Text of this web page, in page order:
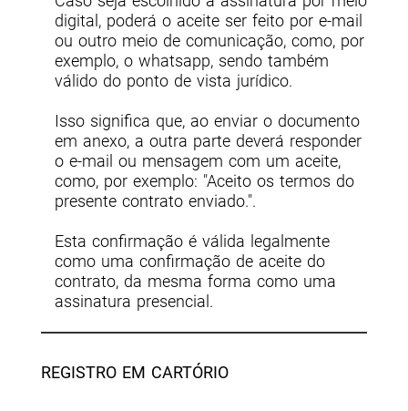
digital, poderá o aceite ser feito por e-mail
ou outro meio de comunicação, como, por
exemplo, o whatsapp, sendo também
válido do ponto de vista jurídico.
Isso significa que, ao enviar o documento
em anexo, a outra parte deverá responder
o e-mail ou mensagem com um aceite,
como, por exemplo: "Aceito os termos do
presente contrato enviado.".
Esta confirmação é válida legalmente
como uma confirmação de aceite do
contrato, da mesma forma como uma
assinatura presencial.
REGISTRO EM CARTÓRIO